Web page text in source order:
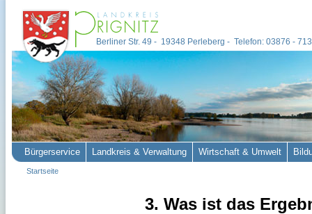
3. Was ist das
Berliner Str. 49 - 19348 Perleberg - Telefon: 03876 -
Bürgerservice Landkreis & Verwaltung Wirtschaft & Umwelt
Startseite